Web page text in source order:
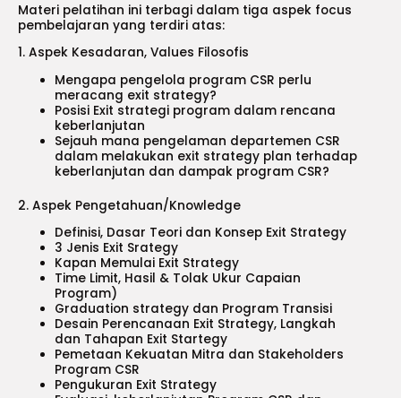
Materi pelatihan ini terbagi dalam tiga aspek focus
pembelajaran yang terdiri atas:
1. Aspek Kesadaran, Values Filosofis
Mengapa pengelola program CSR perlu
meracang exit strategy?
Posisi Exit strategi program dalam rencana
keberlanjutan
Sejauh mana pengelaman departemen CSR
dalam melakukan exit strategy plan terhadap
keberlanjutan dan dampak program CSR?
2. Aspek Pengetahuan/Knowledge
Definisi, Dasar Teori dan Konsep Exit Strategy
3 Jenis Exit Srategy
Kapan Memulai Exit Strategy
Time Limit, Hasil & Tolak Ukur Capaian
Program)
Graduation strategy dan Program Transisi
Desain Perencanaan Exit Strategy, Langkah
dan Tahapan Exit Startegy
Pemetaan Kekuatan Mitra dan Stakeholders
Program CSR
Pengukuran Exit Strategy